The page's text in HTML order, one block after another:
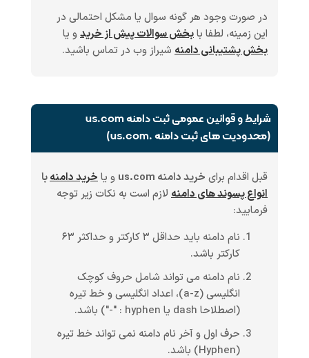
در صورت وجود هر گونه سوال یا مشکل احتمالی در
این زمینه، لطفا بابخش سوالات پیش از خریدو یا
بخش پشتیبانی دامنه شیراز وب در تماس باشید.
شرایط و قوانین عمومی ثبت دامنه us.com
(محدودیت های ثبت دامنه .us.com)
قبل اقدام برای خرید دامنه us.com و یاخرید دامنهبا
انواع پسوند های دامنه لازم است به نکات زیر توجه
فرمایید:
نام دامنه باید حداقل ۳ کارکتر و حداکثر ۶۳
کارکتر باشد.
نام دامنه می تواند شامل حروف کوچک
انگلیسی (a-z)، اعداد انگلیسی و خط تیره
(اصطلاحا dash یا hyphen : "-") باشد.
حرف اول و آخر نام دامنه نمی تواند خط تیره
(Hyphen) باشد.